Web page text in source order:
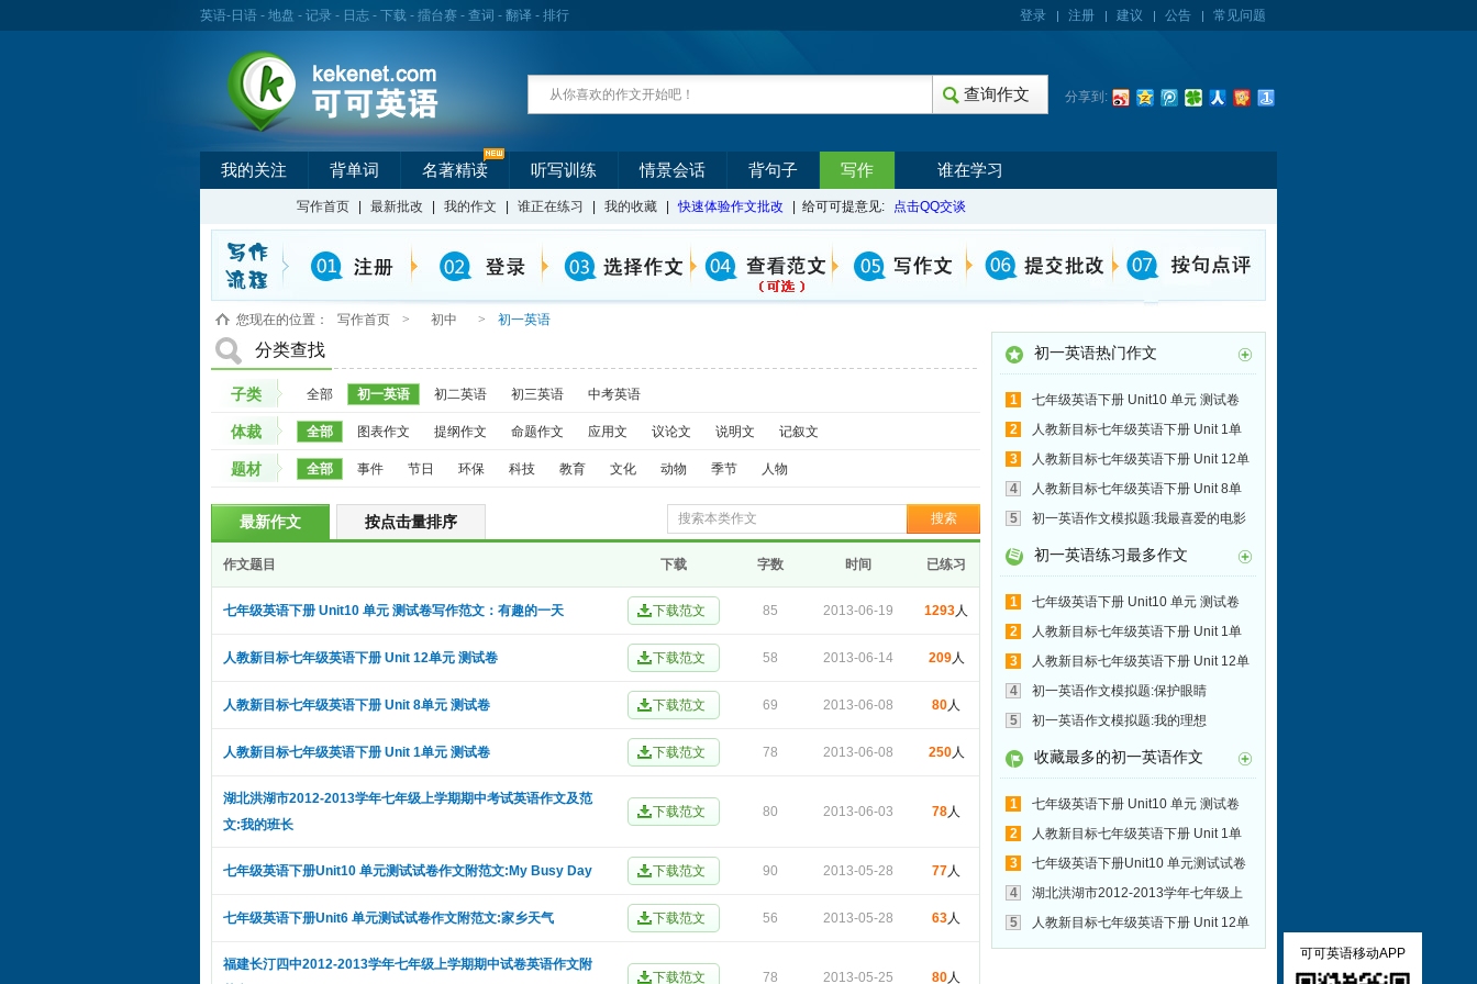
英语- 日语 - 地盘 - 记录 - 日志 - 下载 - 擂台赛 - 查词 - 翻译 - 排行 登录 注册 建议 公告 常见问题
分享到:
我的关注 背单词 名著精读 听写训练 情景会话 背句子 写作 谁在学习
写作首页 最新批改 我的作文 谁正在练习 我的收藏 快速体验作文批改 | 给可可提意见: 点击QQ交谈
您现在的位置： 写作首页 > 初中 > 初一英语
分类查找
子类 全部 初一英语 初二英语 初三英语 中考英语
体裁 全部 图表作文 提纲作文 命题作文 应用文 议论文 说明文 记叙文
题材 全部 事件 节日 环保 科技 教育 文化 动物 季节 人物
最新作文 按点击量排序
作文题目 下载 字数 时间 已练习
七年级英语下册 Unit10 单元 测试卷写作范文：有趣的一天 85 2013-06-19 1293人
人教新目标七年级英语下册 Unit 12单元 测试卷 58 2013-06-14 209人
人教新目标七年级英语下册 Unit 8单元 测试卷 69 2013-06-08 80人
人教新目标七年级英语下册 Unit 1单元 测试卷 78 2013-06-08 250人
湖北洪湖市2012-2013学年七年级上学期期中考试英语作文及范
文:我的班长
80 2013-06-03 78人
七年级英语下册Unit10 单元测试试卷作文附范文:My Busy Day 90 2013-05-28 77人
七年级英语下册Unit6 单元测试试卷作文附范文:家乡天气 56 2013-05-28 63人
福建长汀四中2012-2013学年七年级上学期期中试卷英语作文附
78 2013-05-25 80人
初一英语热门作文
1
七年级英语下册 Unit10 单元 测试卷
写作范文：有趣的一天
2
人教新目标七年级英语下册 Unit 1单
元 测试卷
3
人教新目标七年级英语下册 Unit 12单
元 测试卷
4
人教新目标七年级英语下册 Unit 8单
元 测试卷
5 初一英语作文模拟题:我最喜爱的电影
初一英语练习最多作文
1
七年级英语下册 Unit10 单元 测试卷
写作范文：有趣的一天
2
人教新目标七年级英语下册 Unit 1单
元 测试卷
3
人教新目标七年级英语下册 Unit 12单
元 测试卷
4
初一英语作文模拟题:保护眼睛
5
初一英语作文模拟题:我的理想
收藏最多的初一英语作文
1
七年级英语下册 Unit10 单元 测试卷
写作范文：有趣的一天
2
人教新目标七年级英语下册 Unit 1单
元 测试卷
3
七年级英语下册Unit10 单元测试试卷
作文附范文:My Busy Day
4
湖北洪湖市2012-2013学年七年级上
学期期中考试英语作文及范文:我的班长
5
人教新目标七年级英语下册 Unit 12单
元 测试卷
可可英语移动APP